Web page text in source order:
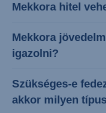
Mekkora hitel
Mekkora
igazolni?
Szükséges-e
akkor milyen